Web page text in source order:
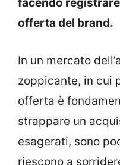
facendo
offerta del brand.
In un mercato
zoppicante, in cui
offerta è
strappare un
esagerati, sono
riescono a